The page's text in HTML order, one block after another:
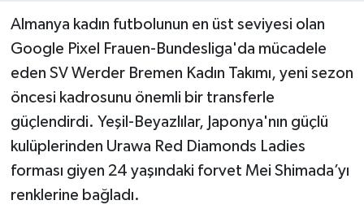
Almanya kadın futbolunun en üst seviyesi olan
Google Pixel Frauen-Bundesliga'da mücadele
eden SV Werder Bremen Kadın Takımı, yeni sezon
öncesi kadrosunu önemli bir transferle
güçlendirdi. Yeşil-Beyazlılar, Japonya'nın güçlü
kulüplerinden Urawa Red Diamonds Ladies
forması giyen 24 yaşındaki forvet Mei Shimada’yı
renklerine bağladı.